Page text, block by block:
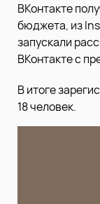
ВКонтакте
бюджета, из
запускали
ВКонтакте с
В итоге
18 человек.